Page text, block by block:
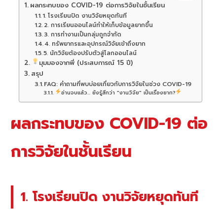
ผลกระทบของ COVID-19 ต่อการวิจัยในชั้นเรียน
1. โรงเรียนปิด งานวิจัยหยุดทันที
2. การเรียนออนไลน์ทำให้เก็บข้อมูลยากขึ้น
3. การทำงานเป็นกลุ่มถูกจำกัด
4. ทรัพยากรและอุปกรณ์วิจัยเข้าถึงยาก
5. นักวิจัยต้องปรับตัวสู่โลกออนไลน์
มุมมองจากพี่ (ประสบการณ์ 15 ปี)
สรุป
FAQ: คำถามที่พบบ่อยเกี่ยวกับการวิจัยในช่วง COVID-19
อ่านจบแล้ว... ยังรู้สึกว่า "งานวิจัย" เป็นเรื่องยาก?
ผลกระทบของ COVID-19 ต่อ
การวิจัยในชั้นเรียน
1. โรงเรียนปิด งานวิจัยหยุดทันที